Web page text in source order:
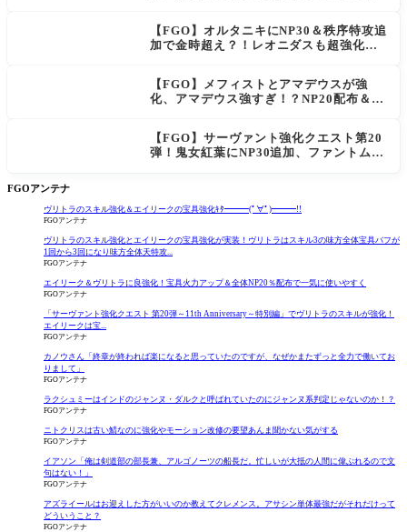
【FGO】オルタニキにNP30＆秩序特攻追
加で金時超え？！レオニダスも超強化で
【FGO】メフィストとアマデウスが強
化、アマデウス強すぎ！？NP20配布＆Ar
【FGO】サーヴァント強化クエスト第20
弾！鬼女紅葉にNP30追加、ファントムも
FGOアンテナ
ヴリトラのスキル強化＆エイリークの宝具強化ｷﾀ━━━(ﾟ∀ﾟ)━━━!!
FGOアンテナ
ヴリトラのスキル強化とエイリークの宝具強化が実装！ヴリトラはスキル3の味方全体宝具バフが
1回から3回になり味方全体天特攻...
FGOアンテナ
エイリーク＆ヴリトラに良強化！宝具火力アップ＆全体NP20％配布で一気に使いやすく
FGOアンテナ
「サーヴァント強化クエスト 第20弾～11th Anniversary～特別編」でヴリトラのスキルが強化！
エイリークは宝...
FGOアンテナ
カノウさん「終章が終われば楽になると思っていたのですが、なぜかまたずっと全力で働いてお
りまして」
FGOアンテナ
ラクシュミーはインドのジャンヌ・ダルクと呼ばれていたのにジャンヌ系判定じゃないのか！？
FGOアンテナ
ニトクリスは古い鯖なのに強化やモーション改修の要望あんま聞かない気がする
FGOアンテナ
イアソン「俺は剣道部の部長兼、アルゴノーツの船長だ。忙しいが大抵の人間に偉ぶれるので文
句はない！」
FGOアンテナ
アズライールはお迎えした方がいいのか教えてクレメンス。アサシン単体最強だがそれだけって
どういうこと？
FGOアンテナ